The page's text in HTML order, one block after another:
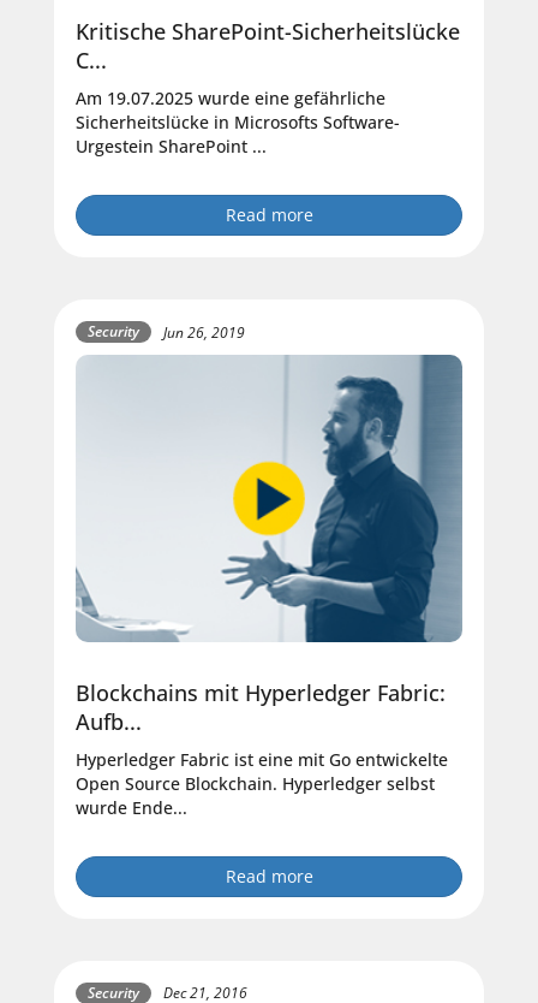
Kritische SharePoint-Sicherheitslücke
C...
Am 19.07.2025 wurde eine gefährliche
Sicherheitslücke in Microsofts Software-
Urgestein SharePoint ...
Read more
Security Jun 26, 2019
Blockchains mit Hyperledger Fabric:
Aufb...
Hyperledger Fabric ist eine mit Go entwickelte
Open Source Blockchain. Hyperledger selbst
wurde Ende...
Read more
Security Dec 21, 2016